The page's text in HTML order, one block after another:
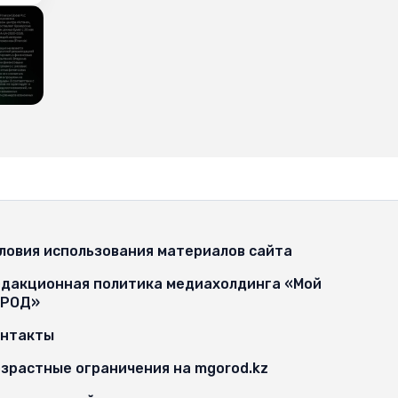
использования материалов сайта
политика медиахолдинга «Мой
ограничения на mgorod.kz